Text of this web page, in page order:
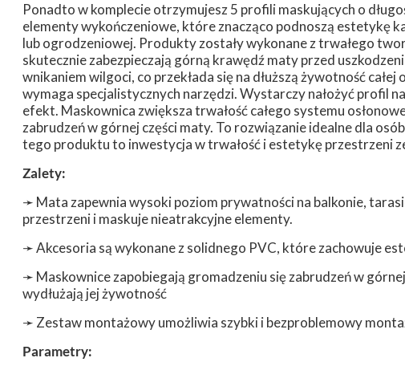
Ponadto w komplecie otrzymujesz 5 profili maskujących o
elementy wykończeniowe, które znacząco podnoszą estetykę
lub ogrodzeniowej. Produkty zostały wykonane z trwałego
skutecznie zabezpieczają górną krawędź maty przed
wnikaniem wilgoci, co przekłada się na dłuższą żywotność
wymaga specjalistycznych narzędzi. Wystarczy nałożyć profil
efekt. Maskownica zwiększa trwałość całego systemu
zabrudzeń w górnej części maty. To rozwiązanie idealne dla
tego produktu to inwestycja w trwałość i estetykę przestrzeni
Zalety:
➛ Mata zapewnia wysoki poziom prywatności na balkonie,
przestrzeni i maskuje nieatrakcyjne elementy.
➛Akcesoria są wykonane z solidnego PVC, które zachowuje
➛ Maskownice zapobiegają gromadzeniu się zabrudzeń w
wydłużają jej żywotność
➛ Zestaw montażowy umożliwia szybki i bezproblemowy
Parametry: